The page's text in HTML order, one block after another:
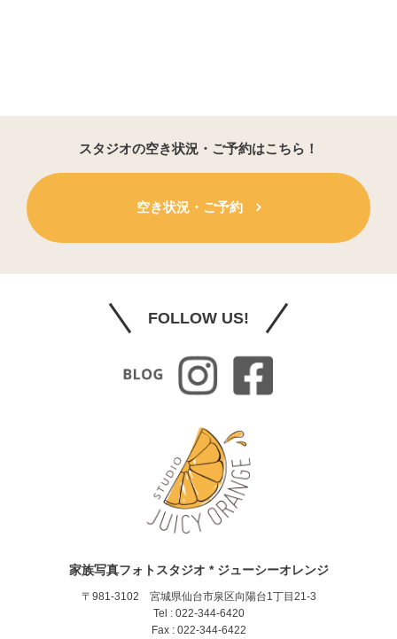
スタジオの空き状況・ご予約はこちら！
空き状況・ご予約
FOLLOW US!
家族写真フォトスタジオ * ジューシーオレンジ
〒981-3102 宮城県仙台市泉区向陽台1丁目21-3
Tel : 022-344-6420
Fax : 022-344-6422